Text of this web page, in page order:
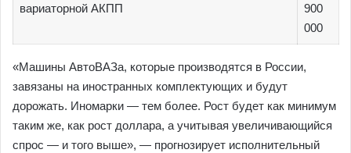
вариаторной АКПП
900
000
«Машины АвтоВАЗа, которые производятся в России,
завязаны на иностранных комплектующих и будут
дорожать. Иномарки — тем более. Рост будет как минимум
таким же, как рост доллара, а учитывая увеличивающийся
спрос — и того выше», — прогнозирует исполнительный